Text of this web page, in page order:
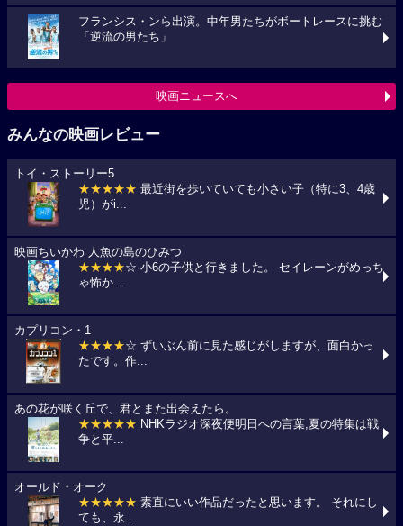
フランシス・ンら出演。中年男たちがボートレースに挑む
「逆流の男たち」
映画ニュースへ
みんなの映画レビュー
トイ・ストーリー5
★★★★★ 最近街を歩いていても小さい子（特に3、4歳
児）がi...
映画ちいかわ 人魚の島のひみつ
★★★★☆ 小6の子供と行きました。 セイレーンがめっち
ゃ怖か...
カプリコン・1
★★★★☆ ずいぶん前に見た感じがしますが、面白かっ
たです。作...
あの花が咲く丘で、君とまた出会えたら。
★★★★★ NHKラジオ深夜便明日への言葉,夏の特集は戦
争と平...
オールド・オーク
★★★★★ 素直にいい作品だったと思います。 それにし
ても、永...